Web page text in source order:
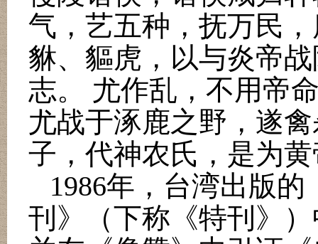
气，艺五种，抚万民
貅、貙虎，以与炎帝
志。 尤作乱，不用帝
尤战于涿鹿之野，遂
子，代神农氏，是为
1986年，台湾出版的
刊》（下称《特刊》